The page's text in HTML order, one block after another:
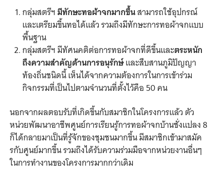
กลุ่มสตรีฯมีทักษะทอผ้าจกมากขึ้นสามารถใช้อุปกรณ์
และเตรียมขึ้นทอได้แล้ว รวมถึงมีทักษะการทอผ้าจกแบบ
พื้นฐาน
กลุ่มสตรีฯ มีทัศนคติต่อการทอผ้าจกที่ดีขึ้นและตระหนัก
ถึงความสำคัญด้านการอนุรักษ์และสืบสานภูมิปัญญา
ท้องถิ่นชนิดนี้ เห็นได้จากความต้องการในการเข้าร่วม
กิจกรรมที่เป็นไปตามจำนวนที่ตั้งไว้คือ 50 คน
นอกจากผลตอบรับที่เกิดขึ้นกับสมาชิกในโครงการแล้ว ตัว
หน่วยพัฒนาอาชีพศูนย์การเรียนรู้การทอผ้าจกบ้านชั่งแปลง 8
ก็ได้กลายมาเป็นที่รู้จักของชุมชนมากขึ้น มีสมาชิกเข้ามาสมัค
รกับศูนย์มากขึ้น รวมถึงได้รับความร่วมมือจากหน่วยงานอื่นๆ
ในการทำงานของโครงการมากกว่าเดิม